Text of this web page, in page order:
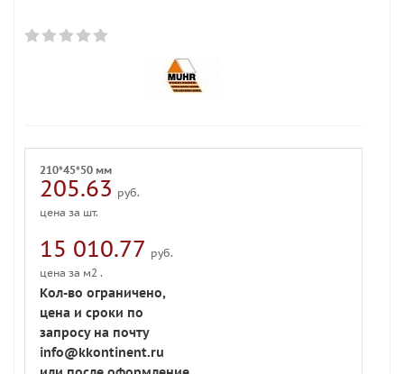
210*45*50 мм
205.63 руб.
цена за шт.
15 010.77 руб.
цена за м2 .
Кол-во ограничено,
цена и сроки по
запросу на почту
info@kkontinent.ru